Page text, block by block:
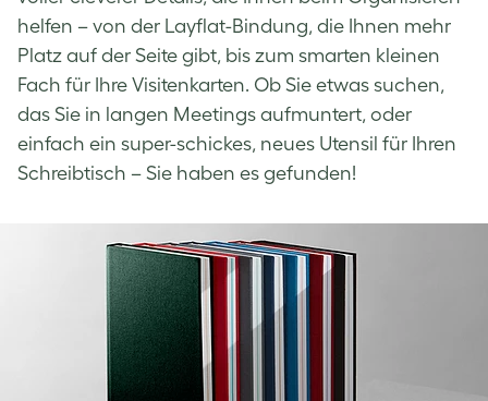
helfen – von der Layflat-Bindung, die Ihnen mehr
Platz auf der Seite gibt, bis zum smarten kleinen
Fach für Ihre Visitenkarten. Ob Sie etwas suchen,
das Sie in langen Meetings aufmuntert, oder
einfach ein super-schickes, neues Utensil für Ihren
Schreibtisch – Sie haben es gefunden!